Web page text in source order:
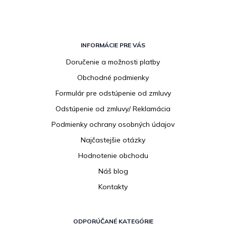
INFORMÁCIE PRE VÁS
Doručenie a možnosti platby
Obchodné podmienky
Formulár pre odstúpenie od zmluvy
Odstúpenie od zmluvy/ Reklamácia
Podmienky ochrany osobných údajov
Najčastejšie otázky
Hodnotenie obchodu
Náš blog
Kontakty
ODPORÚČANÉ KATEGÓRIE